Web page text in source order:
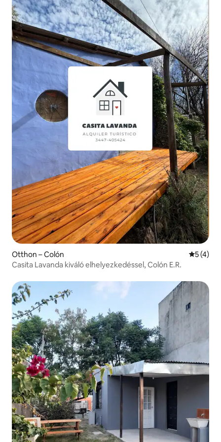
Otthon – Colón Átlagos
5 (4)
Casita Lavanda kiváló elhelyezkedéssel, Colón E.R.